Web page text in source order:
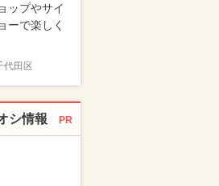
ップやサイ
ーで楽しく
代田区
シ情報 PR